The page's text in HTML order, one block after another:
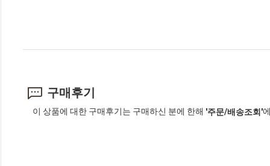
구매후기
이 상품에 대한 구매후기는 구매하신 분에 한해 '주문/배송조회'